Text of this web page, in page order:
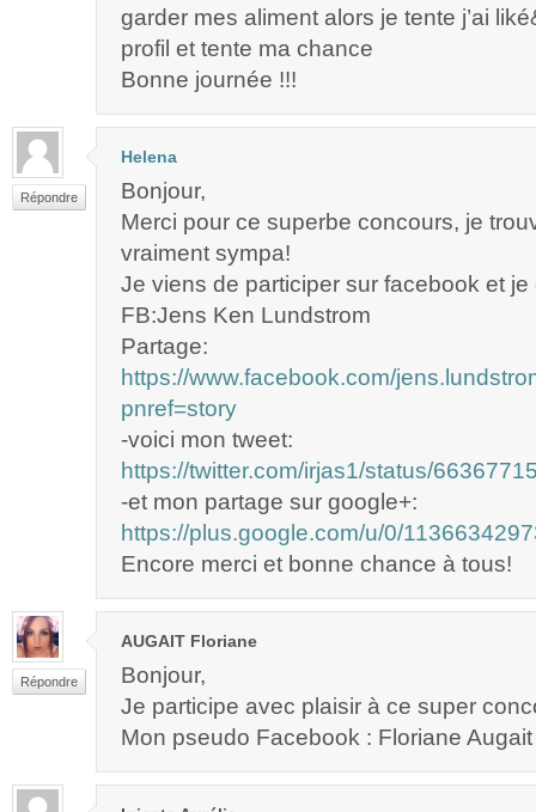
garder mes aliment alors je tente j’ai
profil et tente ma chance
Bonne journée !!!
Répondre
Helena
Bonjour,
Merci pour ce superbe concours, je
vraiment sympa!
Je viens de participer sur facebook et
FB:Jens Ken Lundstrom
Partage:
https://www.facebook.com/
pnref=story
-voici mon tweet:
https://twitter.com/irjas1/status/
-et mon partage sur google+:
https://plus.google.com/u/0/
Encore merci et bonne chance à tous!
Répondre
AUGAIT Floriane
Bonjour,
Je participe avec plaisir à ce super
Mon pseudo Facebook : Floriane Augait